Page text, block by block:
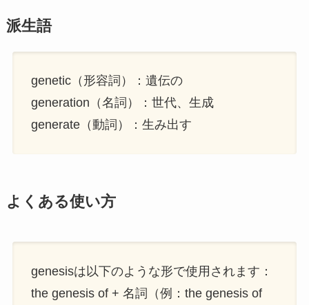
派生語
genetic（形容詞）：遺伝の
generation（名詞）：世代、生成
generate（動詞）：生み出す
よくある使い方
genesisは以下のような形で使用されます：
the genesis of + 名詞（例：the genesis of